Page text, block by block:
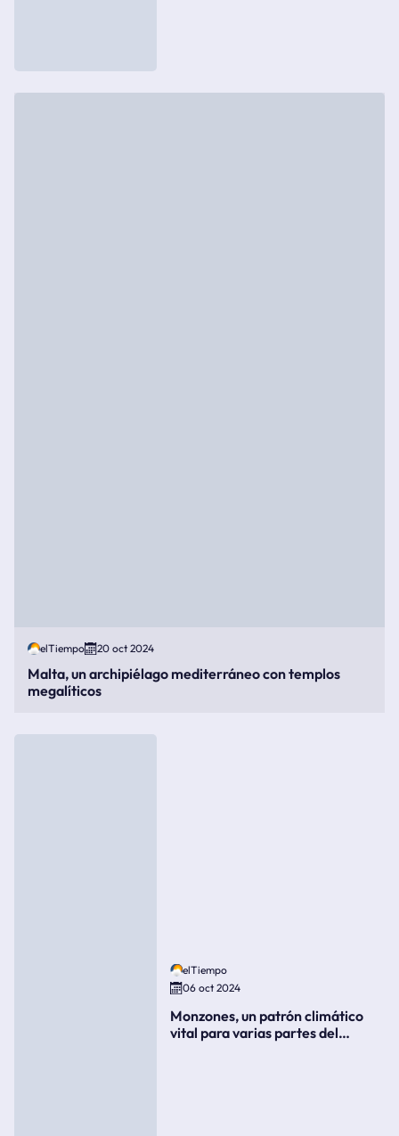
elTiempo 20 oct 2024
Malta, un archipiélago mediterráneo con templos
megalíticos
elTiempo
06 oct 2024
Monzones, un patrón climático
vital para varias partes del